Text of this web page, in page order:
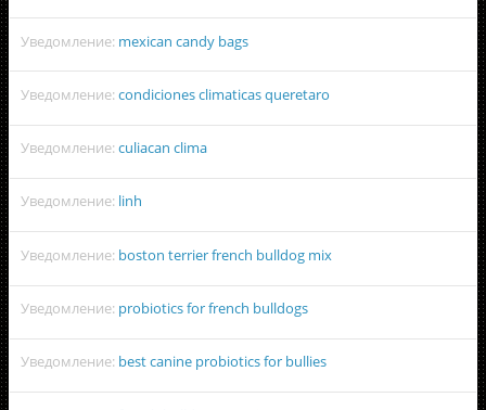
Уведомление: mexican candy bags
Уведомление:condiciones climaticas queretaro
Уведомление:culiacan clima
Уведомление: linh
Уведомление: boston terrier french bulldog mix
Уведомление: probiotics for french bulldogs
Уведомление: best canine probiotics for bullies